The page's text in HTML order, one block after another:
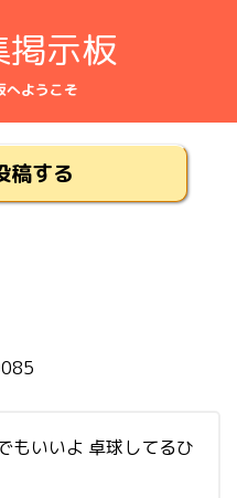
掲示板
へようこそ
稿する
もいいよ 卓球してるひ